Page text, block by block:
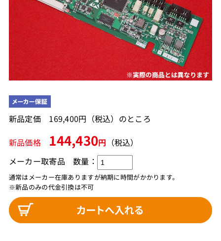
新品定価 169,400円（税込）のところ
新品価格 144,430円 （税込）
メーカー取寄品
通常はメーカー在庫ありますが納期に時間がかかります。
※新品のみの代金引換は不可
数量：